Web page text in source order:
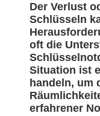
Der Verlust
Schlüsseln
oft die
Situation ist
handeln, um
erfahrener